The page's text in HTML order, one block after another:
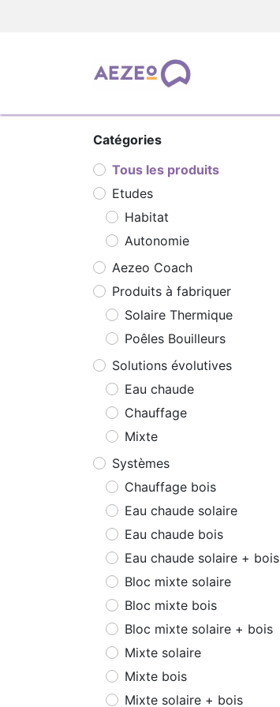
Catégories
Tous les produits
Etudes
Habitat
Autonomie
Aezeo Coach
Produits à fabriquer
Solaire Thermique
Poêles Bouilleurs
Solutions évolutives
Eau chaude
Chauffage
Mixte
Systèmes
Chauffage bois
Eau chaude solaire
Eau chaude bois
Eau chaude solaire + bois
Bloc mixte solaire
Bloc mixte bois
Bloc mixte solaire + bois
Mixte solaire
Mixte bois
Mixte solaire + bois